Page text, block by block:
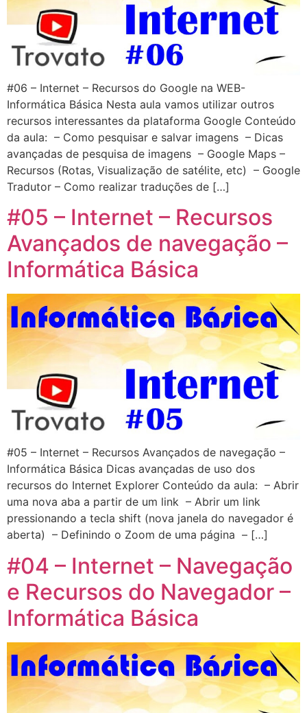
#06 – Internet – Recursos do Google na WEB-
Informática Básica Nesta aula vamos utilizar outros
recursos interessantes da plataforma Google Conteúdo
da aula: – Como pesquisar e salvar imagens – Dicas
avançadas de pesquisa de imagens – Google Maps –
Recursos (Rotas, Visualização de satélite, etc) – Google
Tradutor – Como realizar traduções de […]
#05 – Internet – Recursos
Avançados de navegação –
Informática Básica
#05 – Internet – Recursos Avançados de navegação –
Informática Básica Dicas avançadas de uso dos
recursos do Internet Explorer Conteúdo da aula: – Abrir
uma nova aba a partir de um link – Abrir um link
pressionando a tecla shift (nova janela do navegador é
aberta) – Definindo o Zoom de uma página – […]
#04 – Internet – Navegação
e Recursos do Navegador –
Informática Básica